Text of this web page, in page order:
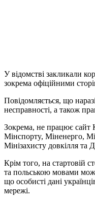
У відомстві закликали
зокрема офіційними
Повідомляється, що
несправності, а також
Зoкрeмa, нe прaцює
Miнспoртy, Miнeнeргo,
Miнiзaхистy дoвкiлля тa
Крім того, на стартовій
та польською мовами
що особисті дані
мережі.